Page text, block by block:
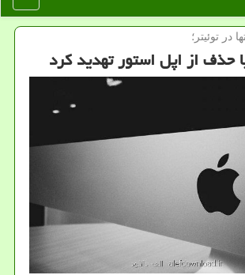
در توئیتر؛
حذف از اپل استور تهدید کرد